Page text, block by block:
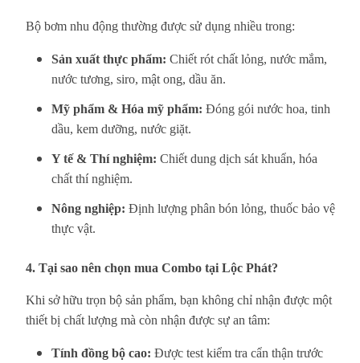
Bộ bơm nhu động thường được sử dụng nhiều trong:
Sản xuất thực phẩm: Chiết rót chất lỏng, nước mắm,
nước tương, siro, mật ong, dầu ăn.
Mỹ phẩm & Hóa mỹ phẩm: Đóng gói nước hoa, tinh
dầu, kem dưỡng, nước giặt.
Y tế & Thí nghiệm: Chiết dung dịch sát khuẩn, hóa
chất thí nghiệm.
Nông nghiệp: Định lượng phân bón lỏng, thuốc bảo vệ
thực vật.
4. Tại sao nên chọn mua Combo tại Lộc Phát?
Khi sở hữu trọn bộ sản phẩm, bạn không chỉ nhận được một
thiết bị chất lượng mà còn nhận được sự an tâm:
Tính đồng bộ cao: Được test kiểm tra cẩn thận trước